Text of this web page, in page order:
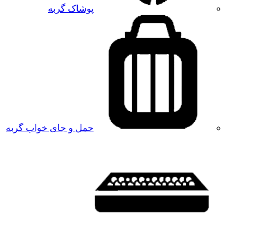
پوشاک گربه
حمل و جای خواب گربه